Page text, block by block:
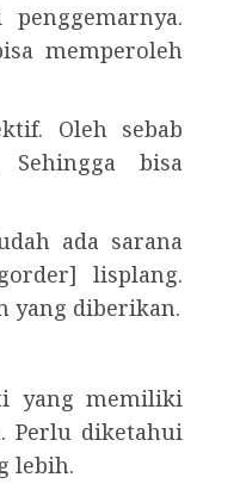
memperoleh
Oleh sebab
bisa
ada sarana
lisplang.
yang diberikan.
yang memiliki
Perlu diketahui
lebih.